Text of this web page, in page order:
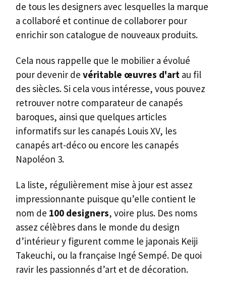
de tous les designers avec lesquelles la marque
a collaboré et continue de collaborer pour
enrichir son catalogue de nouveaux produits.
Cela nous rappelle que le mobilier a évolué
pour devenir de véritable œuvres d'art au fil
des siècles. Si cela vous intéresse, vous pouvez
retrouver notre comparateur de canapés
baroques, ainsi que quelques articles
informatifs sur les canapés Louis XV, les
canapés art-déco ou encore les canapés
Napoléon 3.
La liste, régulièrement mise à jour est assez
impressionnante puisque qu’elle contient le
nom de 100 designers, voire plus. Des noms
assez célèbres dans le monde du design
d’intérieur y figurent comme le japonais Keiji
Takeuchi, ou la française Ingé Sempé. De quoi
ravir les passionnés d’art et de décoration.